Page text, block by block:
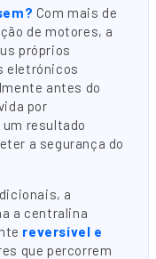
Com mais de
de motores, a
próprios
eletrónicos
antes do
por
resultado
a segurança do
a
a centralina
reversível e
que percorrem